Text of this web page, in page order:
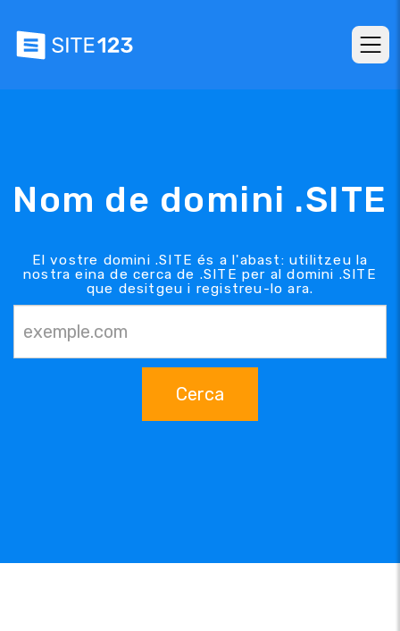
Nom de domini .SITE
El vostre domini .SITE és a l'abast: utilitzeu la
nostra eina de cerca de .SITE per al domini .SITE
que desitgeu i registreu-lo ara.
Cerca